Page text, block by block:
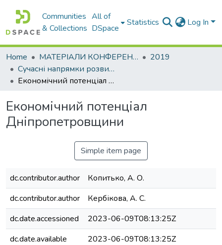
Communities
& Collections
All of
DSpace
Statistics Log In
Home МАТЕРІАЛИ КОНФЕРЕНЦІЙ
2019
Сучасні напрямки розвитку економіки і менеджменту на підприємствах України
Економічний потенціал Дніпропетровщини
Економічний потенціал
Дніпропетровщини
Simple item page
dc.contributor.author
Копитько, А. О.
dc.contributor.author
Кербікова, А. С.
dc.date.accessioned
2023-06-09T08:13:25Z
dc.date.available
2023-06-09T08:13:25Z